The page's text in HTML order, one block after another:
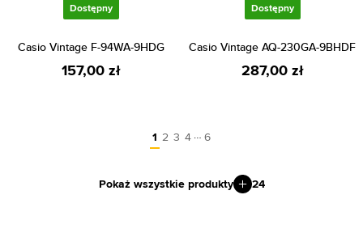
Dostępny
Casio Vintage F-94WA-9HDG
157,00 zł
Dostępny
Casio Vintage AQ-230GA-9BHDF
287,00 zł
1 2 3 4 … 6
Pokaż wszystkie produkty 24